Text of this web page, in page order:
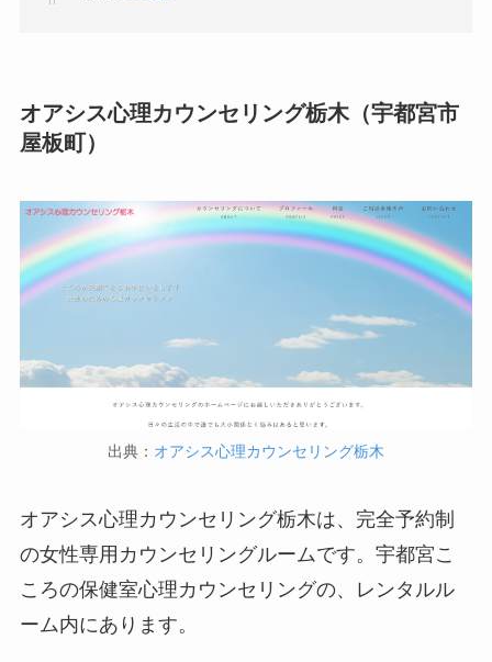
オアシス心理カウンセリング栃木（宇都宮市
屋板町）
出典： オアシス心理カウンセリング栃木
オアシス心理カウンセリング栃木は、完全予約制
の女性専用カウンセリングルームです。宇都宮こ
ころの保健室心理カウンセリングの、レンタルル
ーム内にあります。